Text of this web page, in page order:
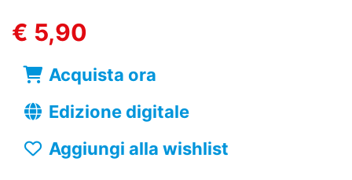
€ 5,90
Acquista ora
Edizione digitale
Aggiungi alla wishlist